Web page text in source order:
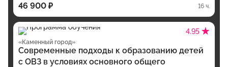
46 900 ₽
16 ч.
4.95
«Каменный город»
Современные подходы к образованию детей
с ОВЗ в условиях основного общего